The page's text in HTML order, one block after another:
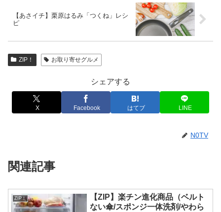
【あさイチ】栗原はるみ「つくね」レシ
ピ
ZIP！ お取り寄せグルメ
シェアする
X Facebook はてブ LINE
N0TV
関連記事
ZIP！
【ZIP】楽チン進化商品（ベルト
ない傘/スポンジ一体洗剤/やわら